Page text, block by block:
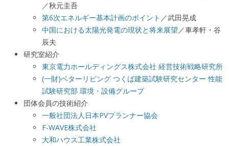
／秋元圭吾
第6次エネルギー基本計画のポイント ／武田晃成
中国における太陽光発電の現状と将来展望／車孝軒・谷
辰夫
研究室紹介
東京電力ホールディングス株式会社 経営技術戦略研究所
(一財)ベターリビング つくば建築試験研究センター 性能
試験研究部 環境・設備グループ
団体会員の技術紹介
一般社団法人日本PVプランナー協会
F-WAVE株式会社
大和ハウス工業株式会社